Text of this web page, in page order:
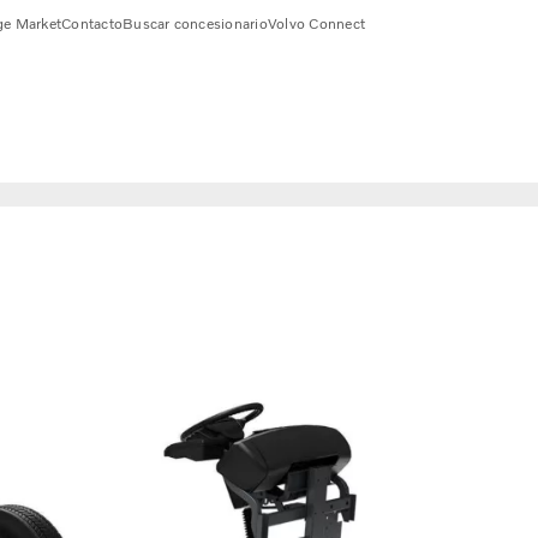
MarketContactoBuscar concesionarioVolvo Connect